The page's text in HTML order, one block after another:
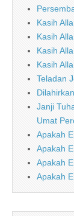
Kasih
Kasih
Kasih
Kasih
Teladan
Janji
Umat
Apakah
Apakah
Apakah
Apakah